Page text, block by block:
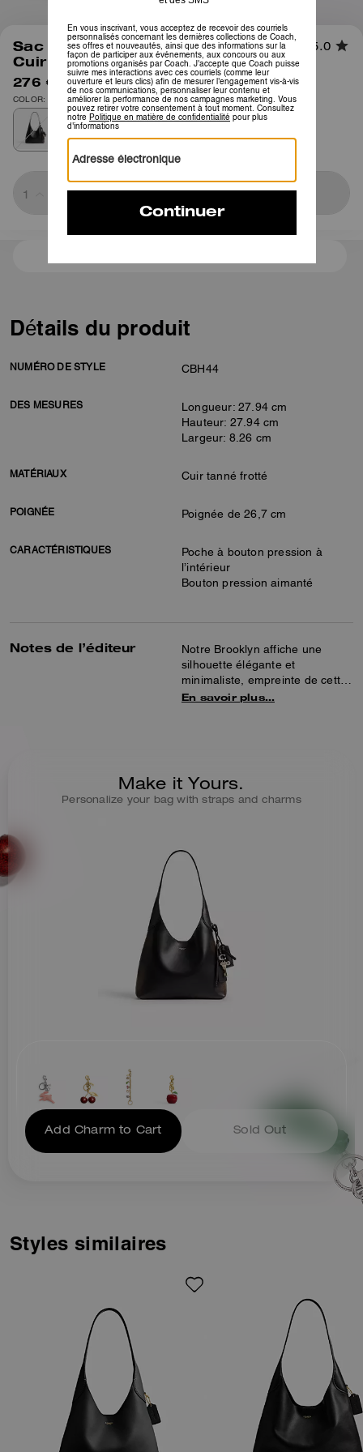
1/12
Sac Bandoulière Brooklyn 28 En
Cuir Loved
5.0
276 € 395 €
COLOR: Argent/Noir brun
Détails du produit
NUMÉRO DE STYLE CBH44
DES MESURES
Longueur: 27.94 cm
Hauteur: 27.94 cm
Largeur: 8.26 cm
MATÉRIAUX Cuir tanné frotté
POIGNÉE Poignée de 26,7 cm
CARACTÉRISTIQUES
Poche à bouton pression à
l’intérieur
Bouton pression aimanté
Notes de l’éditeur
Notre Brooklyn affiche une
silhouette élégante et
minimaliste, empreinte de cette
attitude si new-yorkaise. Ce petit
patiné, chargé d’histoire. Il offre
un intérieur spacieux avec une
Le modèle 28, épuré, se
distingue par sa large
bandoulière confortable, sa
fermeture magnétique facile
d’usage et sa finition ornée d’un
assortiment de charms Coach
emblématiques.
Chaque sac est unique, aucun
ne se ressemble, et son
caractère s’affirmera encore
En savoir plus…
Make it Yours.
Personalize your bag with straps and charms
Add Charm to Cart Sold Out
Styles similaires